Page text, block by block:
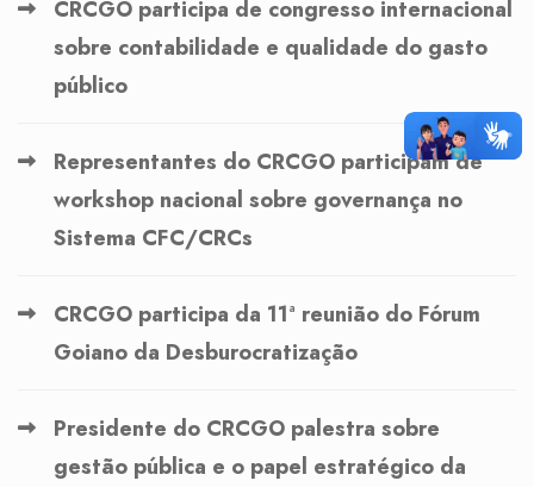
CRCGO participa de congresso internacional
sobre contabilidade e qualidade do gasto
público
Representantes do CRCGO participam de
workshop nacional sobre governança no
Sistema CFC/CRCs
CRCGO participa da 11ª reunião do Fórum
Goiano da Desburocratização
Presidente do CRCGO palestra sobre
gestão pública e o papel estratégico da